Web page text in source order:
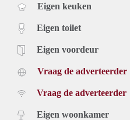
Eigen keuken
Eigen toilet
Eigen voordeur
Vraag de adverteerder
Vraag de adverteerder
Eigen woonkamer